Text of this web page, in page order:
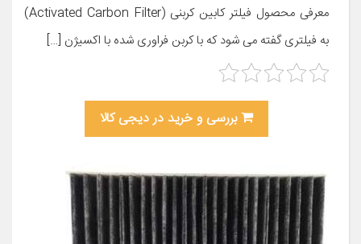
معرفی محصول فیلتر کابین کربنی (Activated Carbon Filter)
به فیلتری گفته می شود که با کربن فراوری شده با اکسیژن […]
بررسی و خرید در دیجی کالا